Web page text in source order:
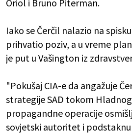
Oriol i Bruno Piterman.
Iako se Čerčil nalazio na
prihvatio poziv, a u vreme
je put u Vašington iz
"Pokušaj CIA-e da angažuje
strategije SAD tokom
propagandne operacije
sovjetski autoritet i